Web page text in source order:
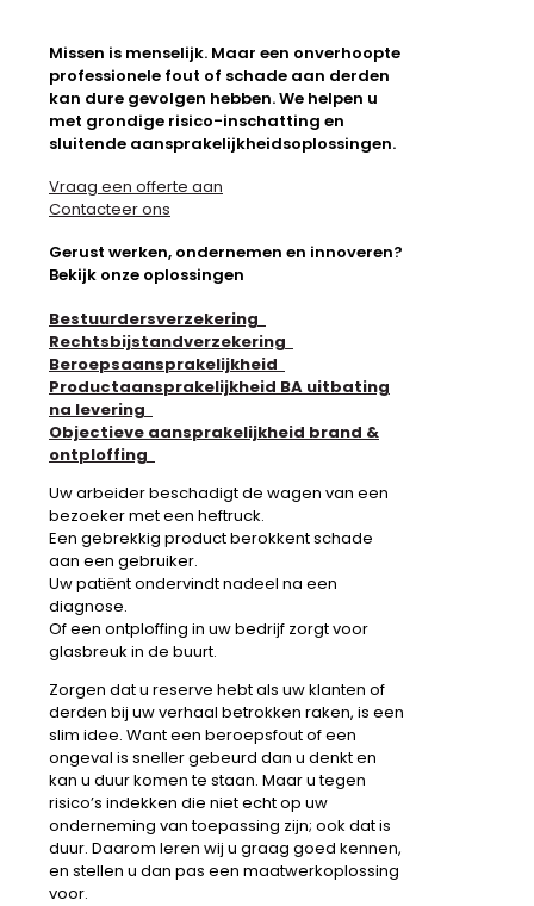
Missen is menselijk. Maar een onverhoopte
professionele fout of schade aan derden
kan dure gevolgen hebben. We helpen u
met grondige risico-inschatting en
sluitende aansprakelijkheidsoplossingen.
Vraag een offerte aan
Contacteer ons
Gerust werken, ondernemen en innoveren?
Bekijk onze oplossingen
Bestuurdersverzekering
Rechtsbijstandverzekering
Beroepsaansprakelijkheid
Productaansprakelijkheid BA uitbating
na levering
Objectieve aansprakelijkheid brand &
ontploffing
Uw arbeider beschadigt de wagen van een
bezoeker met een heftruck.
Een gebrekkig product berokkent schade
aan een gebruiker.
Uw patiënt ondervindt nadeel na een
diagnose.
Of een ontploffing in uw bedrijf zorgt voor
glasbreuk in de buurt.
Zorgen dat u reserve hebt als uw klanten of
derden bij uw verhaal betrokken raken, is een
slim idee. Want een beroepsfout of een
ongeval is sneller gebeurd dan u denkt en
kan u duur komen te staan. Maar u tegen
risico’s indekken die niet echt op uw
onderneming van toepassing zijn; ook dat is
duur. Daarom leren wij u graag goed kennen,
en stellen u dan pas een maatwerkoplossing
voor.